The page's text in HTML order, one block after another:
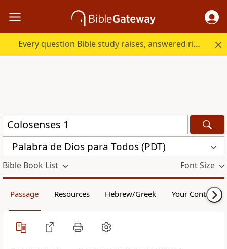
Every question Bible study raises, answered right here.
Palabra de Dios para Todos (PDT)
Bible Book List Font Size
Passage Resources Hebrew/Greek Your Content